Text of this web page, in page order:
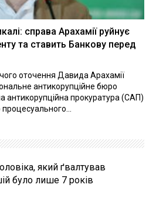
справа Арахамії руйнує
та ставить Банкову перед
оточення Давида Арахамії
антикорупційне бюро
антикорупційна прокуратура (САП)
який ґвалтував
було лише 7 років